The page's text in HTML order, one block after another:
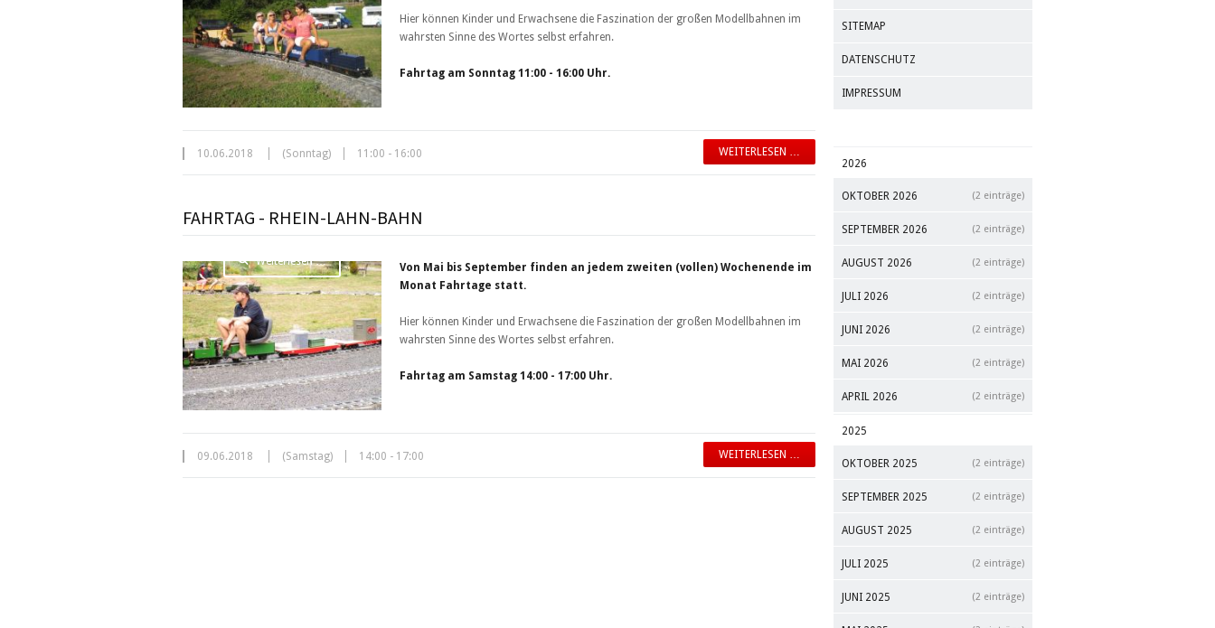
Hier können Kinder und Erwachsene die Faszination der großen Modellbahnen im
wahrsten Sinne des Wortes selbst erfahren.
Fahrtag am Sonntag 11:00 - 16:00 Uhr.
10.06.2018 (Sonntag) 11:00 - 16:00 WEITERLESEN …
FAHRTAG - RHEIN-LAHN-BAHN
Weiterlesen …
Von Mai bis September finden an jedem zweiten (vollen) Wochenende im
Monat Fahrtage statt.
Hier können Kinder und Erwachsene die Faszination der großen Modellbahnen im
wahrsten Sinne des Wortes selbst erfahren.
Fahrtag am Samstag 14:00 - 17:00 Uhr.
09.06.2018 (Samstag) 14:00 - 17:00 WEITERLESEN …
SITEMAP
DATENSCHUTZ
IMPRESSUM
2026
OKTOBER 2026 (2 einträge)
SEPTEMBER 2026 (2 einträge)
AUGUST 2026 (2 einträge)
JULI 2026 (2 einträge)
JUNI 2026 (2 einträge)
MAI 2026 (2 einträge)
APRIL 2026 (2 einträge)
2025
OKTOBER 2025 (2 einträge)
SEPTEMBER 2025 (2 einträge)
AUGUST 2025 (2 einträge)
JULI 2025 (2 einträge)
JUNI 2025 (2 einträge)